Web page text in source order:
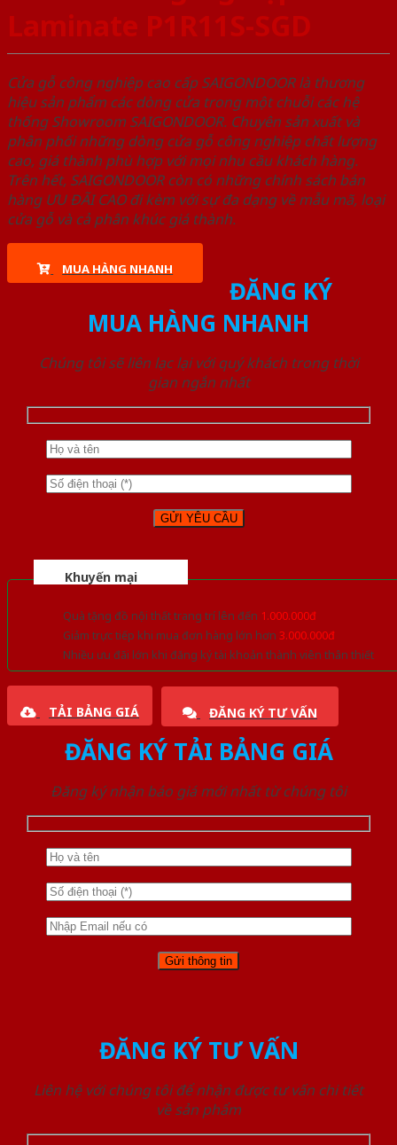
Laminate P1R11S-SGD
Cửa gỗ công nghiệp cao cấp SAIGONDOOR là thương
hiệu sản phẩm các dòng cửa trong một chuỗi các hệ
thống Showroom SAIGONDOOR. Chuyên sản xuất và
phân phối những dòng cửa gỗ công nghiệp chất lượng
cao, giá thành phù hợp với mọi nhu cầu khách hàng.
Trên hết, SAIGONDOOR còn có những chính sách bán
hàng ƯU ĐÃI CAO đi kèm với sự đa dạng về mẫu mã, loại
cửa gỗ và cả phân khúc giá thành.
MUA HÀNG NHANH
ĐĂNG KÝ
MUA HÀNG NHANH
Chúng tôi sẽ liên lạc lại với quý khách trong thời
gian ngắn nhất
Khuyến mại
Quà tặng đồ nội thất trang trí lên đến 1.000.000đ
Giảm trực tiếp khi mua đơn hàng lớn hơn 3.000.000đ
Nhiều ưu đãi lớn khi đăng ký tài khoản thành viên thân thiết
TẢI BẢNG GIÁ ĐĂNG KÝ TƯ VẤN
ĐĂNG KÝ TẢI BẢNG GIÁ
Đăng ký nhận báo giá mới nhất từ chúng tôi
ĐĂNG KÝ TƯ VẤN
Liên hệ với chúng tôi để nhận được tư vấn chi tiết
về sản phẩm